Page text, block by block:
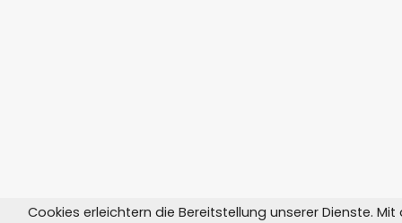
Cookies erleichtern die Bereitstellung unserer Dienste. Mit